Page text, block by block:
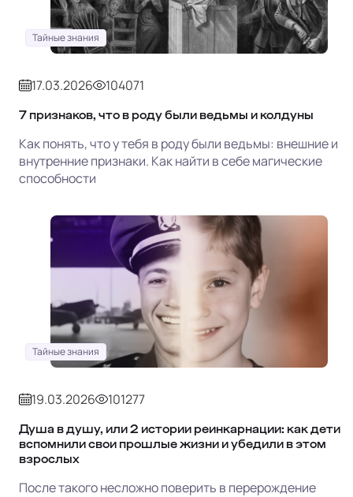
Тайные знания
17.03.2026 104071
7 признаков, что в роду были ведьмы и колдуны
Как понять, что у тебя в роду были ведьмы: внешние и
внутренние признаки. Как найти в себе магические
способности
Тайные знания
19.03.2026 101277
Душа в душу, или 2 истории реинкарнации: как дети
вспомнили свои прошлые жизни и убедили в этом
взрослых
После такого несложно поверить в перерождение